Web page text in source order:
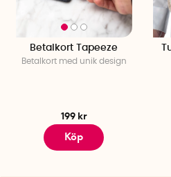
Betalkort Tapeeze
Betalkort med unik design
199 kr
Köp